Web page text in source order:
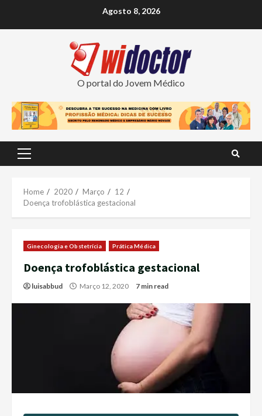
Agosto 8, 2026
O portal do Jovem Médico
Primary
Home 2020 Março
12
Doença trofoblástica gestacional
Ginecologia e Obstetrícia Prática Médica
Doença trofoblástica gestacional
luisabbud Março 12, 2020 7 min read